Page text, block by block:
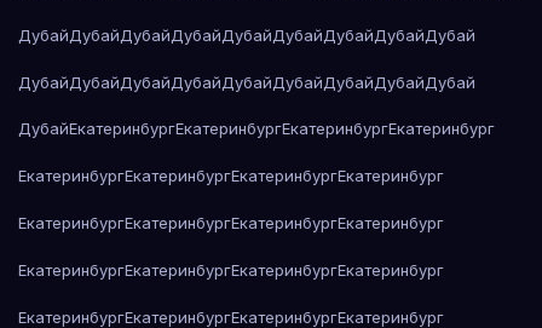
ДубайДубайДубайДубайДубайДубайДубайДубайДубай
ДубайДубайДубайДубайДубайДубайДубайДубайДубай
ДубайЕкатеринбургЕкатеринбургЕкатеринбургЕкатеринбург
ЕкатеринбургЕкатеринбургЕкатеринбургЕкатеринбург
ЕкатеринбургЕкатеринбургЕкатеринбургЕкатеринбург
ЕкатеринбургЕкатеринбургЕкатеринбургЕкатеринбург
ЕкатеринбургЕкатеринбургЕкатеринбургЕкатеринбург